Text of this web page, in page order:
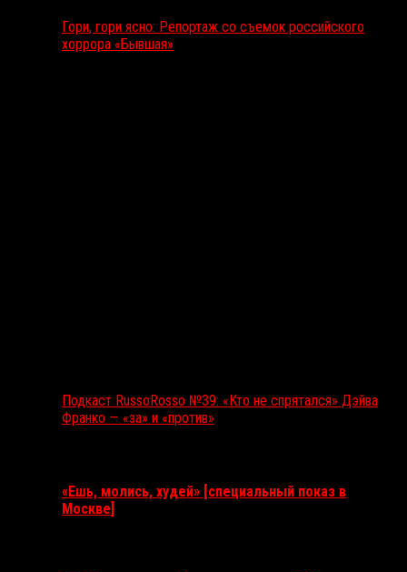
Гори, гори ясно: Репортаж со съемок российского
хоррора «Бывшая»
Подкаст RussoRosso №39: «Кто не спрятался» Дэйва
Франко — «за» и «против»
«Ешь, молись, худей» [специальный показ в
Москве]